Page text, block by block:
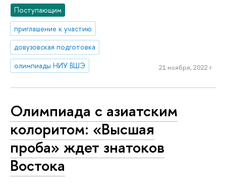
Поступающим
приглашение к участию
довузовская подготовка
олимпиады НИУ ВШЭ
21 ноября, 2022 г.
Олимпиада с азиатским
колоритом: «Высшая
проба» ждет знатоков
Востока